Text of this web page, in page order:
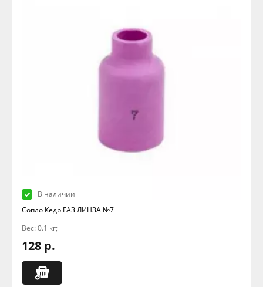
В наличии
Сопло Кедр ГАЗ ЛИНЗА №7
Вес: 0.1 кг;
128 р.